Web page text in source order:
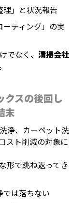
」と状況報告
ティング」の実
でなく、 清掃会社
クスの後回し
末
浄、カーペット洗
スト削減の対象に
形で跳ね返ってき
では落ちない